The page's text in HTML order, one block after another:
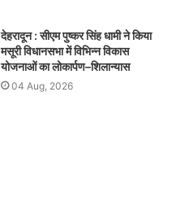
देहरादून : सीएम पुष्कर सिंह धामी ने किया
मसूरी विधानसभा में विभिन्न विकास
योजनाओं का लोकार्पण–शिलान्यास
04 Aug, 2026